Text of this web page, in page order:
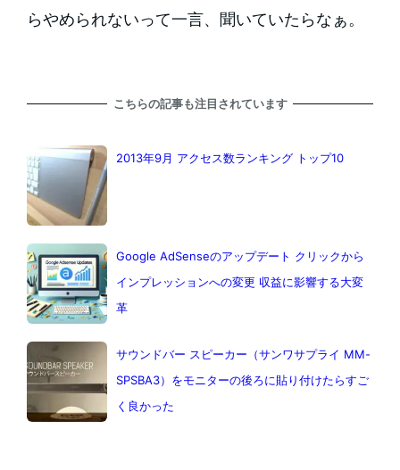
らやめられないって一言、聞いていたらなぁ。
こちらの記事も注目されています
2013年9月 アクセス数ランキング トップ10
Google AdSenseのアップデート クリックから
インプレッションへの変更 収益に影響する大変
革
サウンドバー スピーカー（サンワサプライ MM-
SPSBA3）をモニターの後ろに貼り付けたらすご
く良かった